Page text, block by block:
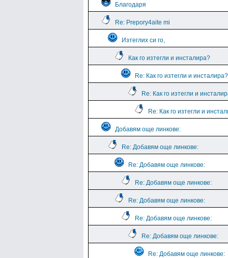
Благодаря
Re: Prepory4aite mi
Изтеглих си го,
Как го изтегли и инсталира?
Re: Как го изтегли и инсталира?
Re: Как го изтегли и
Re: Как го изтегли и
Добавям още линкове:
Re: Добавям още линкове:
Re: Добавям още линкове:
Re: Добавям още линкове:
Re: Добавям още линкове:
Re: Добавям още линкове:
Re: Добавям още линкове:
Re: Добавям още линкове: